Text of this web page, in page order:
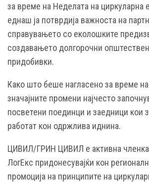
за време на Неделата на циркуларна
еднаш ја потврдија важноста на
справувањето со еколошките
создавањето долгорочни
придобивки.
Како што беше нагласено за време
значајните промени најчесто
посветени поединци и заедници кои
работат кон одржлива иднина.
ЦИВИЛ/ГРИН ЦИВИЛ е активна членка
ЛогЕкс придонесувајќи кон
промоција на принципите на